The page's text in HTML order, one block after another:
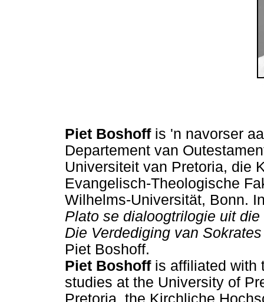
Piet Boshoff is 'n navorser
Departement van
Universiteit van Pretoria, die
Evangelisch-Theologische
Wilhelms-Universität, Bonn.
Plato se dialoogtrilogie uit
Die Verdediging van
Piet Boshoff.
Piet Boshoff is affiliated with
studies at the University of
Pretoria, the Kirchliche